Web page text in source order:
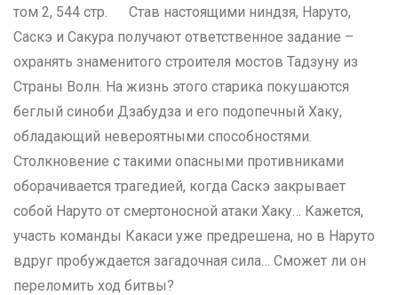
том 2, 544 стр. Став настоящими ниндзя, Наруто,
Саскэ и Сакура получают ответственное задание –
охранять знаменитого строителя мостов Тадзуну из
Страны Волн. На жизнь этого старика покушаются
беглый синоби Дзабудза и его подопечный Хаку,
обладающий невероятными способностями.
Столкновение с такими опасными противниками
оборачивается трагедией, когда Саскэ закрывает
собой Наруто от смертоносной атаки Хаку… Кажется,
участь команды Какаси уже предрешена, но в Наруто
вдруг пробуждается загадочная сила… Сможет ли он
переломить ход битвы?